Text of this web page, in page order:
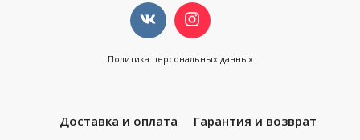
Политика персональных данных
Доставка и оплата
Гарантия и возврат